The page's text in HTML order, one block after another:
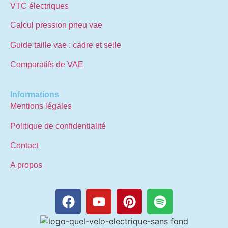
VTC électriques
Calcul pression pneu vae
Guide taille vae : cadre et selle
Comparatifs de VAE
Informations
Mentions légales
Politique de confidentialité
Contact
A propos